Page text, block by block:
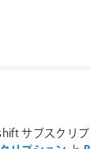
サブスクリ